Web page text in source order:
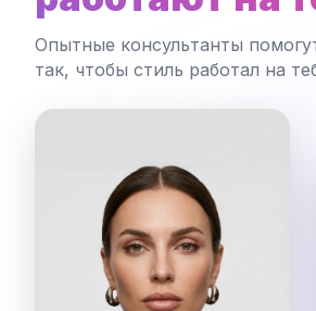
Опытные консультанты
так, чтобы стиль работал на